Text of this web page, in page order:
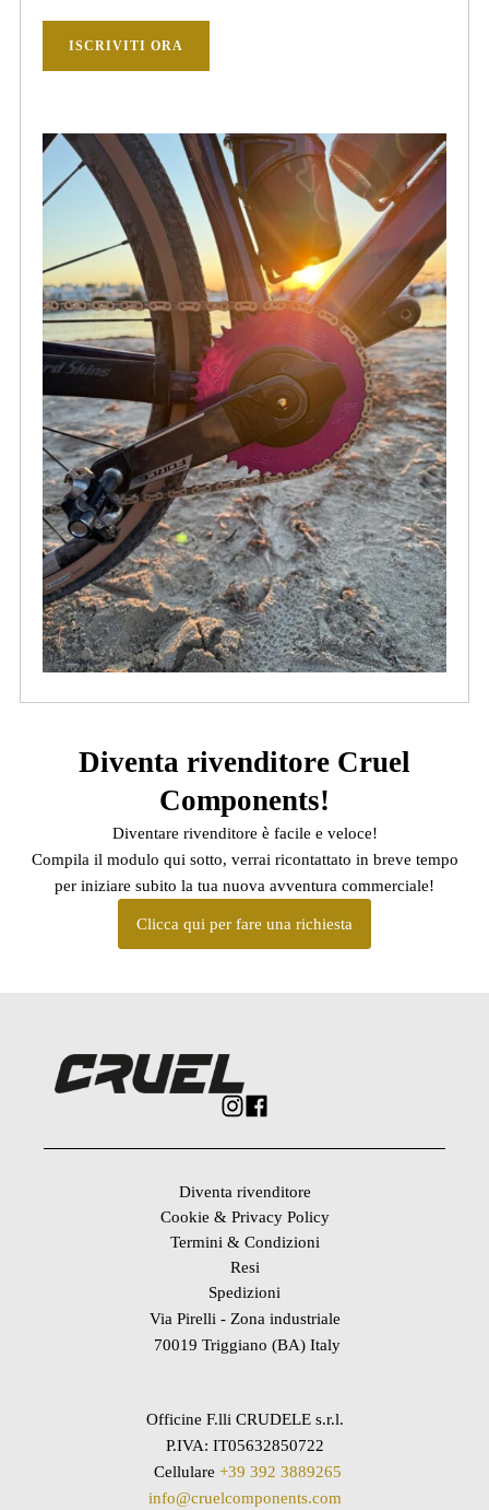
ISCRIVITI ORA
Diventa rivenditore Cruel
Components!
Diventare rivenditore è facile e veloce!
Compila il modulo qui sotto, verrai ricontattato in breve tempo
per iniziare subito la tua nuova avventura commerciale!
Clicca qui per fare una richiesta
Diventa rivenditore
Cookie & Privacy Policy
Termini & Condizioni
Resi
Spedizioni
Via Pirelli - Zona industriale
70019 Triggiano (BA) Italy
Officine F.lli CRUDELE s.r.l.
P.IVA: IT05632850722
Cellulare +39 392 3889265
info@cruelcomponents.com